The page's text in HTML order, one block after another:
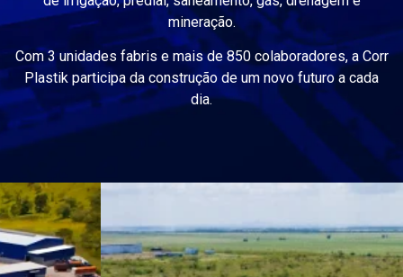
mineração.
Com 3 unidades fabris e mais de 850 colaboradores, a Corr
Plastik participa da construção de um novo futuro a cada
dia.